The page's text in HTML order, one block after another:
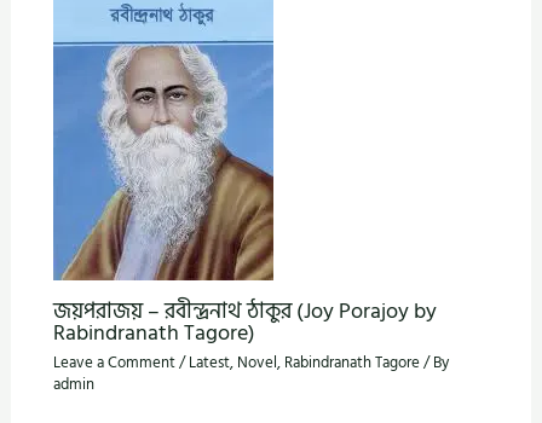
জয়পরাজয় – রবীন্দ্রনাথ ঠাকুর (Joy Porajoy by
Rabindranath Tagore)
Leave a Comment/Latest, Novel, Rabindranath Tagore/ By
admin